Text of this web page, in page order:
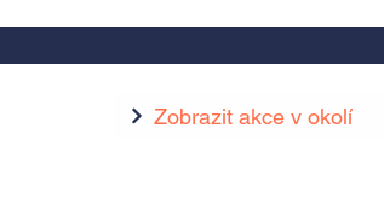
Zobrazit akce v okolí